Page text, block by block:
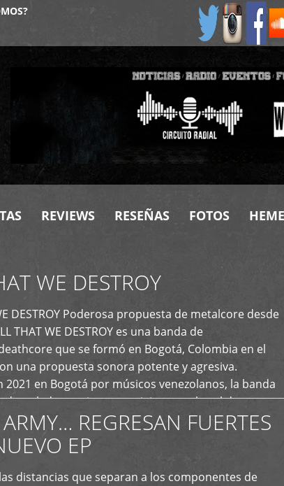
REVIEWS RESEÑAS FOTOS
WE DESTROY
DESTROY Poderosa propuesta de metalcore desde
THAT WE DESTROY es una banda de
que se formó en Bogotá, Colombia en el
una propuesta sonora potente y agresiva.
2021 en Bogotá por músicos venezolanos, la banda
demoledores, ritmos vertiginosos y breakdowns
creando […]REGRESAN FUERTES
EP
distancias que separan a los componentes de